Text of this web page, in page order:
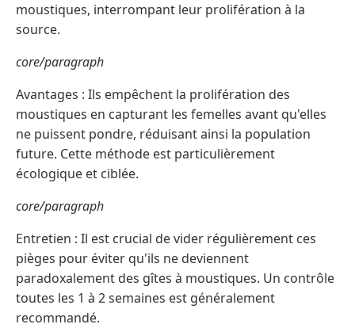
moustiques, interrompant leur prolifération à la
source.
core/paragraph
Avantages : Ils empêchent la prolifération des
moustiques en capturant les femelles avant qu'elles
ne puissent pondre, réduisant ainsi la population
future. Cette méthode est particulièrement
écologique et ciblée.
core/paragraph
Entretien : Il est crucial de vider régulièrement ces
pièges pour éviter qu'ils ne deviennent
paradoxalement des gîtes à moustiques. Un contrôle
toutes les 1 à 2 semaines est généralement
recommandé.